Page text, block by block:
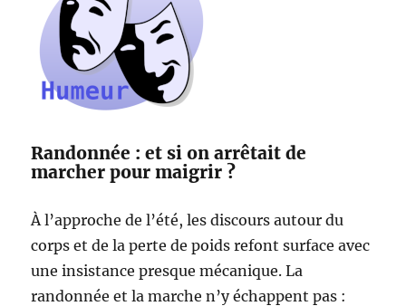
Randonnée : et si on arrêtait de
marcher pour maigrir ?
À l’approche de l’été, les discours autour du
corps et de la perte de poids refont surface avec
une insistance presque mécanique. La
randonnée et la marche n’y échappent pas :